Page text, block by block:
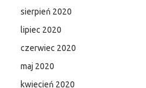
sierpień 2020
lipiec 2020
czerwiec 2020
maj 2020
kwiecień 2020